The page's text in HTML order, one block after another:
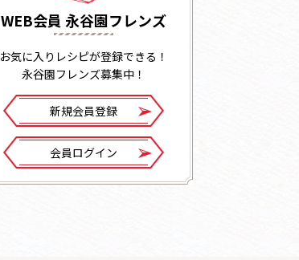
WEB会員 永谷園フレンズ
お気に入りレシピが登録できる！
永谷園フレンズ募集中！
新規会員登録
会員ログイン